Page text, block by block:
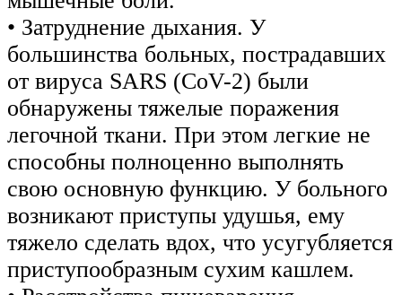
• Затруднение дыхания. У
большинства больных, пострадавших
от вируса SARS (CoV-2) были
обнаружены тяжелые поражения
легочной ткани. При этом легкие не
способны полноценно выполнять
свою основную функцию. У больного
возникают приступы удушья, ему
тяжело сделать вдох, что усугубляется
приступообразным сухим кашлем.